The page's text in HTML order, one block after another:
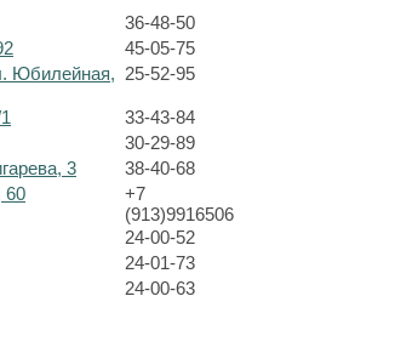
36-48-50
45-05-75
Юбилейная, 25-52-95
33-43-84
30-29-89
3
38-40-68
60
+7
(913)9916506
24-00-52
24-01-73
24-00-63